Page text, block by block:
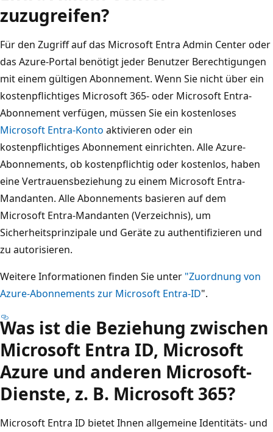
zuzugreifen?
Für den Zugriff auf das Microsoft Entra Admin Center oder
das Azure-Portal benötigt jeder Benutzer Berechtigungen
mit einem gültigen Abonnement. Wenn Sie nicht über ein
kostenpflichtiges Microsoft 365- oder Microsoft Entra-
Abonnement verfügen, müssen Sie ein kostenloses
Microsoft Entra-Konto aktivieren oder ein
kostenpflichtiges Abonnement einrichten. Alle Azure-
Abonnements, ob kostenpflichtig oder kostenlos, haben
eine Vertrauensbeziehung zu einem Microsoft Entra-
Mandanten. Alle Abonnements basieren auf dem
Microsoft Entra-Mandanten (Verzeichnis), um
Sicherheitsprinzipale und Geräte zu authentifizieren und
zu autorisieren.
Weitere Informationen finden Sie unter "Zuordnung von
Azure-Abonnements zur Microsoft Entra-ID".
Was ist die Beziehung zwischen
Microsoft Entra ID, Microsoft
Azure und anderen Microsoft-
Dienste, z. B. Microsoft 365?
Microsoft Entra ID bietet Ihnen allgemeine Identitäts- und